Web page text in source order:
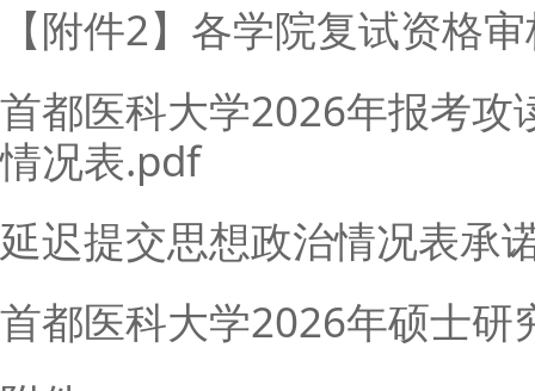
【附件2】各学院复试资格
首都医科大学2026年报考攻
情况表.pdf
延迟提交思想政治情况表承
首都医科大学2026年硕士